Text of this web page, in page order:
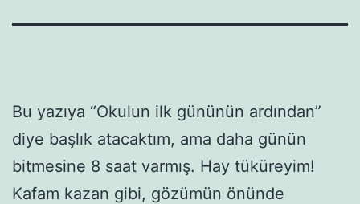
Bu yazıya “Okulun ilk gününün ardından”
diye başlık atacaktım, ama daha günün
bitmesine 8 saat varmış. Hay tüküreyim!
Kafam kazan gibi, gözümün önünde